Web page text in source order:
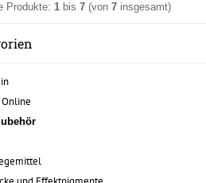
Produkte: 1 bis 7 (von 7 insgesamt)